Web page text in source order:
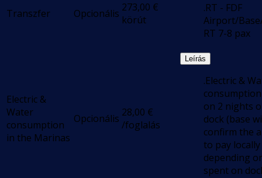
Transzfer Opcionális 273,00 €
körút
.RT - FDF
Airport/
RT 7-8 pax
Electric &
Water
consumption
in the Marinas
Opcionális 28,00 €
/foglalás
Leírás
.Electric &
on 2 nights
dock (base
confirm the
to pay locally
depending
spent on